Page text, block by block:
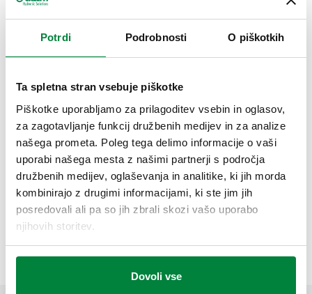
Potrdi Podrobnosti O piškotkih
Ta spletna stran vsebuje piškotke
Piškotke uporabljamo za prilagoditev vsebin in oglasov,
za zagotavljanje funkcij družbenih medijev in za analize
našega prometa. Poleg tega delimo informacije o vaši
uporabi našega mesta z našimi partnerji s področja
družbenih medijev, oglaševanja in analitike, ki jih morda
kombinirajo z drugimi informacijami, ki ste jim jih
posredovali ali pa so jih zbrali skozi vašo uporabo
njihovih storitev.
Dovoli vse
364276
G 1" (ISO 228-1)
G 1 1/4" A (ISO 228-1)
3D modeli
Besedilo za razpis Prikaži Kopiraj
CALEFFI, 364276. Reducirka. Priključek 1: G 1" (ISO 228-1)
NN. Priključek 2: G 1 1/4" A (ISO 228-1) ZN.
SCIP code
cc0bbdd0-41cc-427a-b0b4-
a7ff701400eb
Prikaži